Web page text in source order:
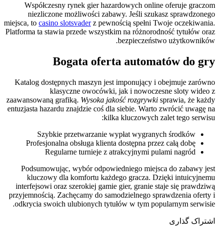
Współczesny rynek gier hazardowych online oferuje graczom
niezliczone możliwości zabawy. Jeśli szukasz sprawdzonego
miejsca, to casino slotsvaderz pewnością spełni Twoje oczekiwania.
Platforma ta stawia przede wszystkim na różnorodność tytułów oraz
bezpieczeństwo użytkowników.
Bogata oferta automatów do gry
Katalog dostępnych maszyn jest imponujący i obejmuje zarówno
klasyczne owocówki, jak i nowoczesne sloty wideo z
zaawansowaną grafiką. Wysoka jakość rozgrywki sprawia, że każdy
entuzjasta hazardu znajdzie coś dla siebie. Warto zwrócić uwagę na
kilka kluczowych zalet tego serwisu:
Szybkie przetwarzanie wypłat wygranych środków
Profesjonalna obsługa klienta dostępna przez całą dobę
Regularne turnieje z atrakcyjnymi pulami nagród
Podsumowując, wybór odpowiedniego miejsca do zabawy jest
kluczowy dla komfortu każdego gracza. Dzięki intuicyjnemu
interfejsowi oraz szerokiej gamie gier, granie staje się prawdziwą
przyjemnością. Zachęcamy do samodzielnego sprawdzenia oferty i
odkrycia swoich ulubionych tytułów w tym popularnym serwisie.
اشتراک گذاری